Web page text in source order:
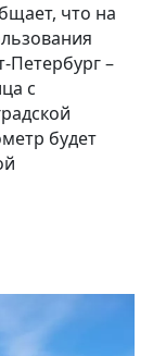
что на
Петербург –
с
будет